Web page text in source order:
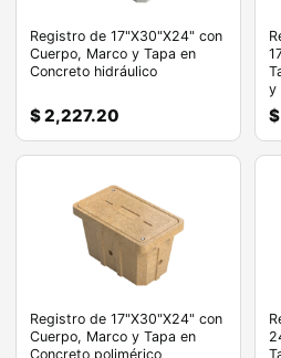
Registro de 17"X30"X24" con
Cuerpo, Marco y Tapa en
Concreto hidráulico
$ 2,227.20
y
Registro de 17"X30"X24" con
Cuerpo, Marco y Tapa en
Concreto polimérico